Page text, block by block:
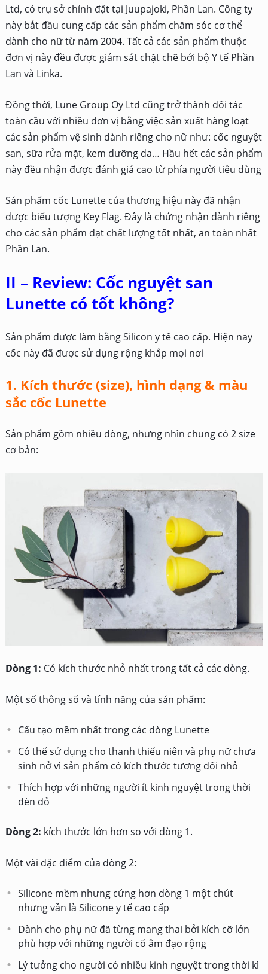
Ltd, có trụ sở chính đặt tại Juupajoki, Phần Lan. Công ty
này bắt đầu cung cấp các sản phẩm chăm sóc cơ thể
dành cho nữ từ năm 2004. Tất cả các sản phẩm thuộc
đơn vị này đều được giám sát chặt chẽ bởi bộ Y tế Phần
Lan và Linka.
Đồng thời, Lune Group Oy Ltd cũng trở thành đối tác
toàn cầu với nhiều đơn vị bằng việc sản xuất hàng loạt
các sản phẩm vệ sinh dành riêng cho nữ như: cốc nguyệt
san, sữa rửa mặt, kem dưỡng da… Hầu hết các sản phẩm
này đều nhận được đánh giá cao từ phía người tiêu dùng
Sản phẩm cốc Lunette của thương hiệu này đã nhận
được biểu tượng Key Flag. Đây là chứng nhận dành riêng
cho các sản phẩm đạt chất lượng tốt nhất, an toàn nhất
Phần Lan.
II – Review: Cốc nguyệt san
Lunette có tốt không?
Sản phẩm được làm bằng Silicon y tế cao cấp. Hiện nay
cốc này đã được sử dụng rộng khắp mọi nơi
1. Kích thước (size), hình dạng & màu
sắc cốc Lunette
Sản phẩm gồm nhiều dòng, nhưng nhìn chung có 2 size
cơ bản:
Dòng 1: Có kích thước nhỏ nhất trong tất cả các dòng.
Một số thông số và tính năng của sản phẩm:
Cấu tạo mềm nhất trong các dòng Lunette
Có thể sử dụng cho thanh thiếu niên và phụ nữ chưa
sinh nở vì sản phẩm có kích thước tương đối nhỏ
Thích hợp với những người ít kinh nguyệt trong thời
đèn đỏ
Dòng 2: kích thước lớn hơn so với dòng 1.
Một vài đặc điểm của dòng 2:
Silicone mềm nhưng cứng hơn dòng 1 một chút
nhưng vẫn là Silicone y tế cao cấp
Dành cho phụ nữ đã từng mang thai bởi kích cỡ lớn
phù hợp với những người cổ âm đạo rộng
Lý tưởng cho người có nhiều kinh nguyệt trong thời kì